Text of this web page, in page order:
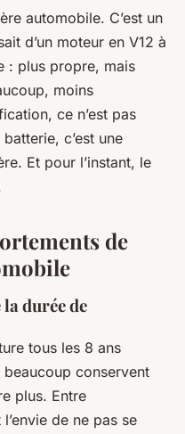
automobile. C’est un
d’un moteur en V12 à
: plus propre, mais
moins
ce n’est pas
c’est une
Et pour l’instant, le
de
durée de
tous les 8 ans
beaucoup conservent
plus. Entre
de ne pas se